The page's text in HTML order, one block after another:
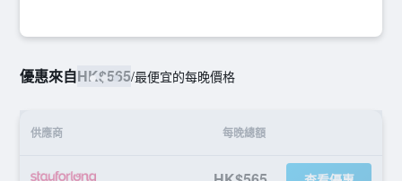
優惠來自HK$565/最便宜的每晚價格
供應商 每晚總額